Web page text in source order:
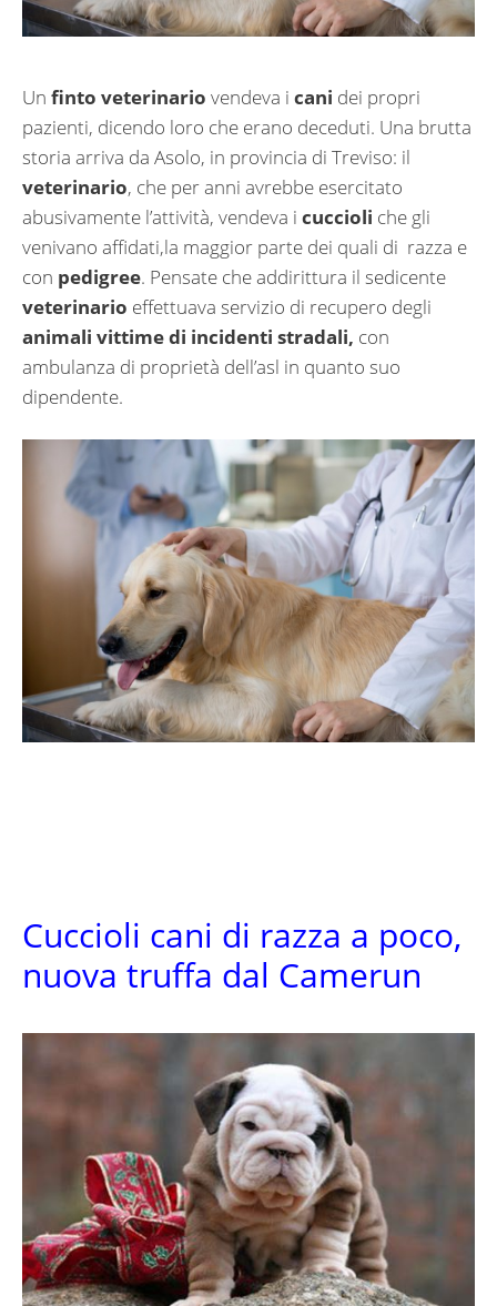
Un finto veterinario vendeva i cani dei propri
pazienti, dicendo loro che erano deceduti. Una brutta
storia arriva da Asolo, in provincia di Treviso: il
veterinario, che per anni avrebbe esercitato
abusivamente l’attività, vendeva i cuccioli che gli
venivano affidati,la maggior parte dei quali di razza e
con pedigree. Pensate che addirittura il sedicente
veterinario effettuava servizio di recupero degli
animali vittime di incidenti stradali, con
ambulanza di proprietà dell’asl in quanto suo
dipendente.
Cuccioli cani di razza a poco,
nuova truffa dal Camerun